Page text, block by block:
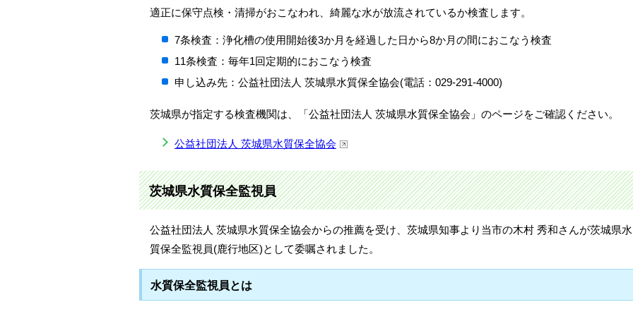
適正に保守点検・清掃がおこなわれ、綺麗な水が放流されているか検査します。
7条検査：浄化槽の使用開始後3か月を経過した日から8か月の間におこなう検査
11条検査：毎年1回定期的におこなう検査
申し込み先：公益社団法人 茨城県水質保全協会(電話：029-291-4000)
茨城県が指定する検査機関は、「公益社団法人 茨城県水質保全協会」のページをご確認ください。
公益社団法人 茨城県水質保全協会
茨城県水質保全監視員
公益社団法人 茨城県水質保全協会からの推薦を受け、茨城県知事より当市の木村 秀和さんが茨城県水
質保全監視員(鹿行地区)として委嘱されました。
水質保全監視員とは